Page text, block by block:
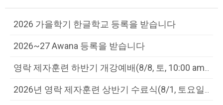
2026 가을학기 한글학교 등록을 받습니다
2026~27 Awana 등록을 받습니다
영락 제자훈련 하반기 개강예배(8/8, 토, 10:00 am, 고등부실/...
2026년 영락 제자훈련 상반기 수료식(8/1, 토요일, 5:30pm, ...